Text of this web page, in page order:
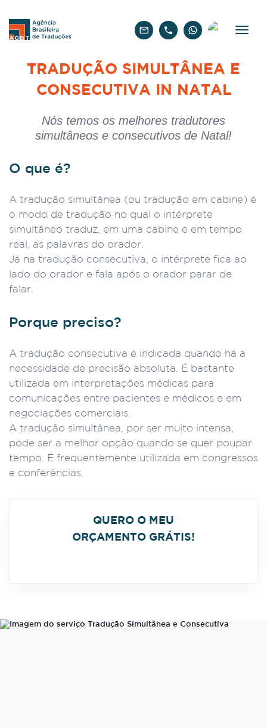
TRADUÇÃO SIMULTÂNEA E
CONSECUTIVA IN NATAL
Nós temos os melhores tradutores
simultâneos e consecutivos de Natal!
O que é?
A tradução simultânea (ou tradução em cabine) é
o modo de tradução no qual o intérprete
simultâneo traduz, em uma cabine e em tempo
real, as palavras do orador.
Já na tradução consecutiva, o intérprete fica ao
lado do orador e fala após o orador parar de
falar.
Porque preciso?
A tradução consecutiva é indicada quando há a
necessidade de precisão absoluta. É bastante
utilizada em interpretações médicas para
comunicações entre pacientes e médicos e em
negociações comerciais.
A tradução simultânea, por ser muito intensa,
pode ser a melhor opção quando se quer poupar
tempo. É frequentemente utilizada em congressos
e conferências.
QUERO O MEU
ORÇAMENTO GRÁTIS!